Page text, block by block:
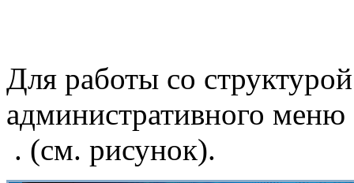
Для работы со
административного
. (см. рисунок).